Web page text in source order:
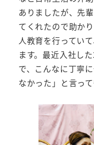
ありましたが、先
てくれたので助か
人教育を行ってい
ます。最近入社し
で、こんなに丁寧
なかった」と言っ